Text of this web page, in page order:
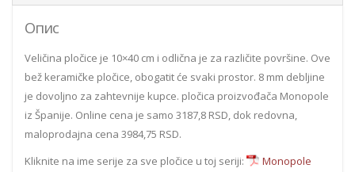
Опис
Veličina pločice je 10×40 cm i odlična je za različite površine. Ove
bež keramičke pločice, obogatit će svaki prostor. 8 mm debljine
je dovoljno za zahtevnije kupce. pločica proizvođača Monopole
iz Španije. Online cena je samo 3187,8 RSD, dok redovna,
maloprodajna cena 3984,75 RSD.
Kliknite na ime serije za sve pločice u toj seriji:
Monopole